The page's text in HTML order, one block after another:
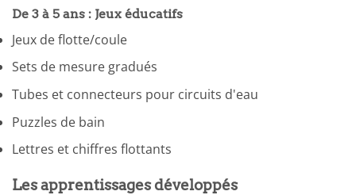
De 3 à 5 ans : Jeux éducatifs
Jeux de flotte/coule
Sets de mesure gradués
Tubes et connecteurs pour circuits d'eau
Puzzles de bain
Lettres et chiffres flottants
Les apprentissages développés